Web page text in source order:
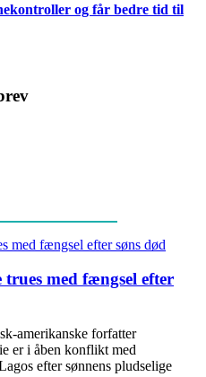
og får bedre tid til
med fængsel efter
amerikanske forfatter
er i åben konflikt med
efter sønnens pludselige